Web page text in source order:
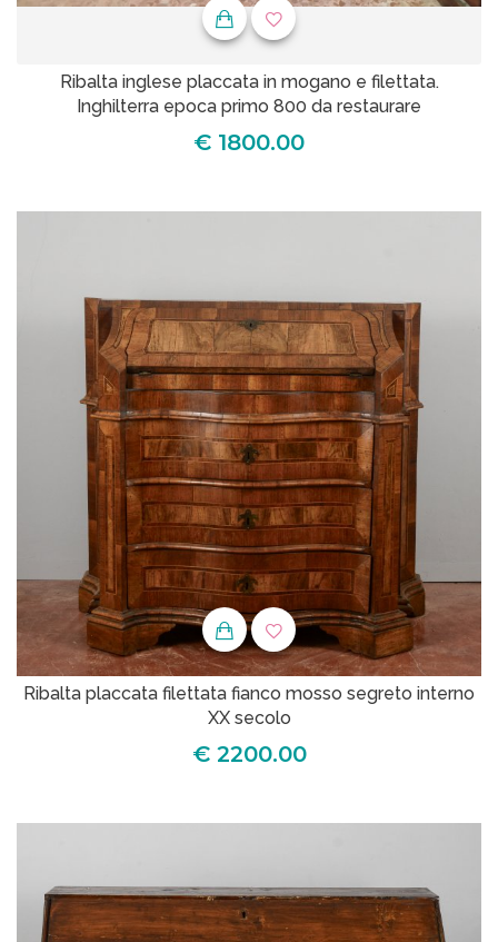
Ribalta inglese placcata in mogano e filettata.
Inghilterra epoca primo 800 da restaurare
€ 1800.00
Ribalta placcata filettata fianco mosso segreto interno
XX secolo
€ 2200.00